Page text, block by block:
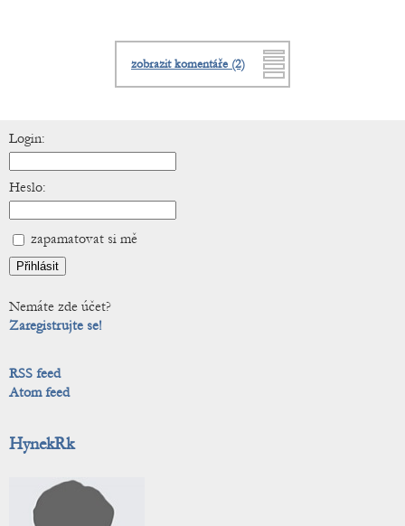
zobrazit komentáře (2)
Login:
Heslo:
zapamatovat si mě
Nemáte zde účet?
Zaregistrujte se!
RSS feed
Atom feed
HynekRk